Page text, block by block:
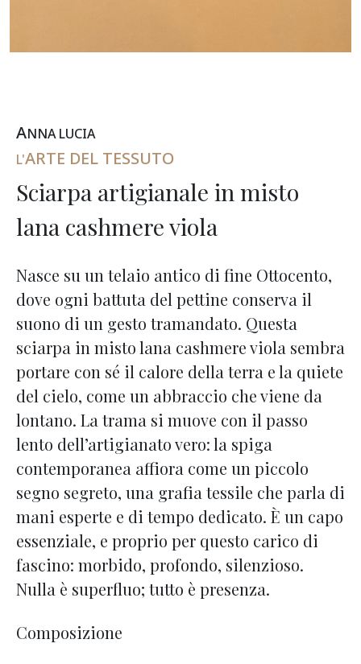
ANNALUCIA
L'ARTE DEL TESSUTO
Sciarpa artigianale in misto
lana cashmere viola
Nasce su un telaio antico di fine Ottocento,
dove ogni battuta del pettine conserva il
suono di un gesto tramandato. Questa
sciarpa in misto lana cashmere viola sembra
portare con sé il calore della terra e la quiete
del cielo, come un abbraccio che viene da
lontano. La trama si muove con il passo
lento dell’artigianato vero: la spiga
contemporanea affiora come un piccolo
segno segreto, una grafia tessile che parla di
mani esperte e di tempo dedicato. È un capo
essenziale, e proprio per questo carico di
fascino: morbido, profondo, silenzioso.
Nulla è superfluo; tutto è presenza.
Composizione